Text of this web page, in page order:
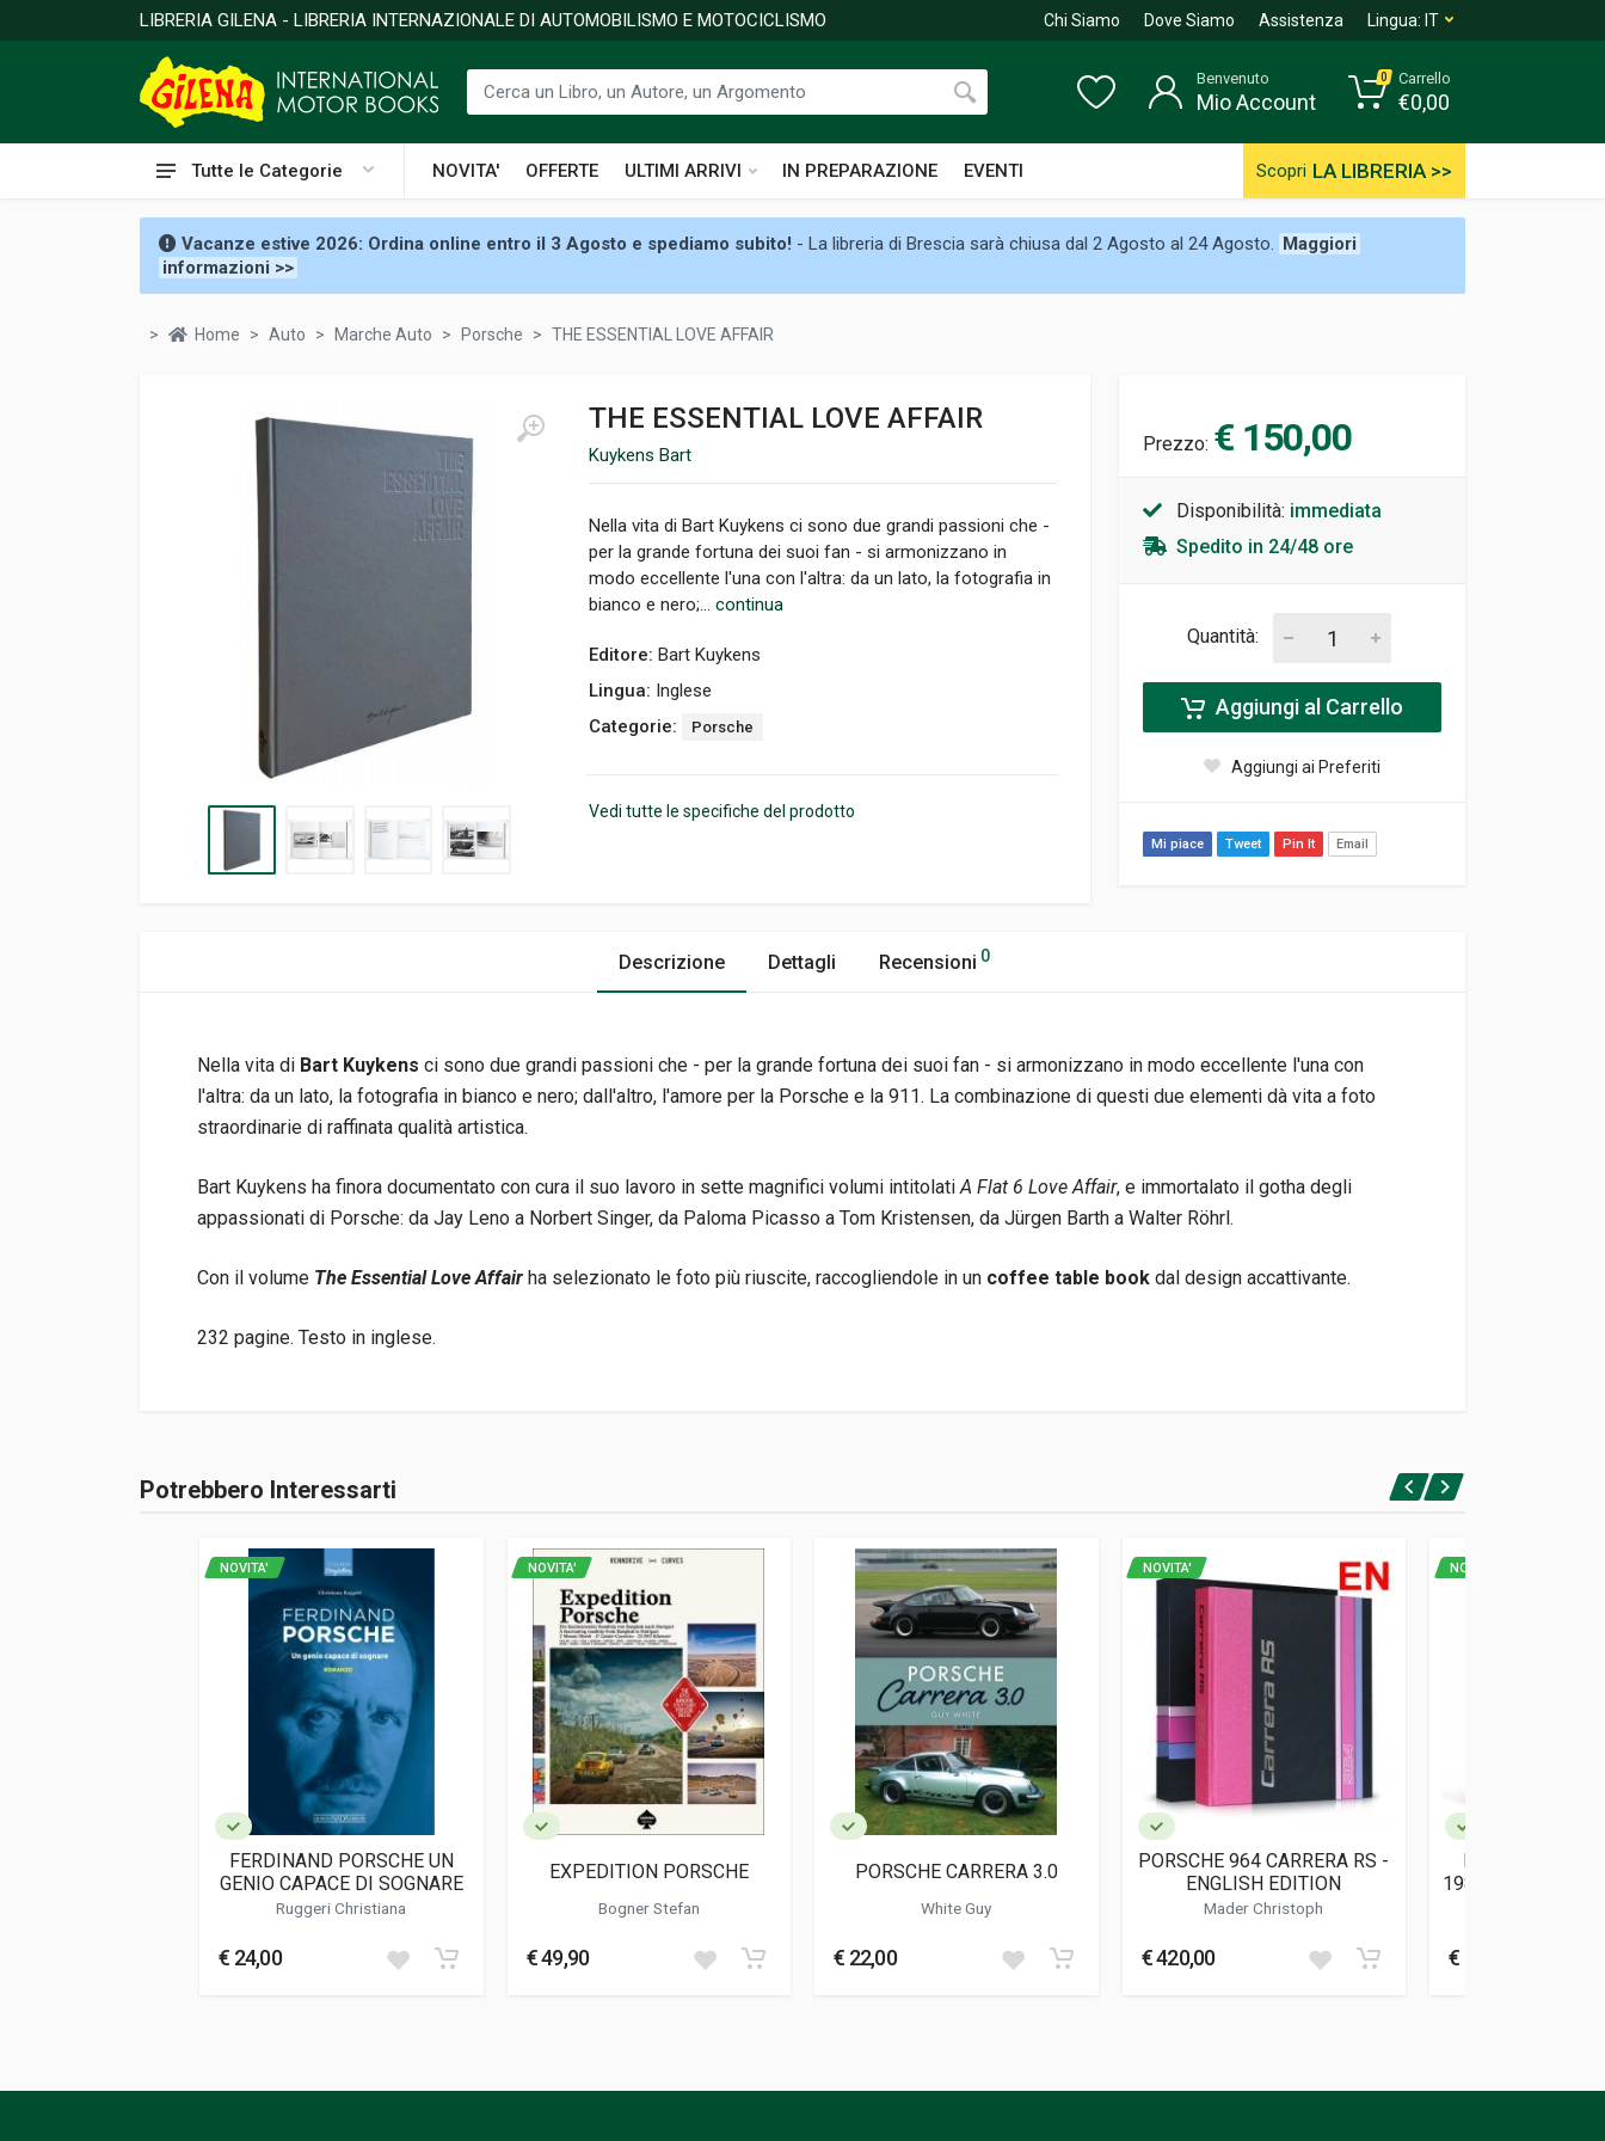
LIBRERIA GILENA - LIBRERIA INTERNAZIONALE DI AUTOMOBILISMO E MOTOCICLISMO Chi Siamo Dove Siamo Assistenza Lingua: IT
Tutte le Categorie NOVITA' OFFERTE ULTIMI ARRIVI IN PREPARAZIONE EVENTI Scopri LA LIBRERIA >>
Benvenuto
Mio Account
0 Carrello
€0,00
Vacanze estive 2026: Ordina online entro il 3 Agosto e spediamo subito! - La libreria di Brescia sarà chiusa dal 2 Agosto al 24 Agosto. Maggiori
informazioni >>
Home Auto Marche Auto Porsche THE ESSENTIAL LOVE AFFAIR
THE ESSENTIAL LOVE AFFAIR
Kuykens Bart
Nella vita di Bart Kuykens ci sono due grandi passioni che -
per la grande fortuna dei suoi fan - si armonizzano in
modo eccellente l'una con l'altra: da un lato, la fotografia in
bianco e nero;... continua
Editore: Bart Kuykens
Lingua: Inglese
Categorie:
Porsche
Vedi tutte le specifiche del prodotto
Prezzo: € 150,00
Disponibilità: immediata
Spedito in 24/48 ore
Quantità:
Aggiungi al Carrello
Aggiungi ai Preferiti
Mi piace Tweet Pin It Email
Descrizione Dettagli Recensioni 0
Nella vita di Bart Kuykens ci sono due grandi passioni che - per la grande fortuna dei suoi fan - si armonizzano in modo eccellente l'una con
l'altra: da un lato, la fotografia in bianco e nero; dall'altro, l'amore per la Porsche e la 911. La combinazione di questi due elementi dà vita a foto
straordinarie di raffinata qualità artistica.
Bart Kuykens ha finora documentato con cura il suo lavoro in sette magnifici volumi intitolati A Flat 6 Love Affair, e immortalato il gotha degli
appassionati di Porsche: da Jay Leno a Norbert Singer, da Paloma Picasso a Tom Kristensen, da Jürgen Barth a Walter Röhrl.
Con il volume The Essential Love Affair ha selezionato le foto più riuscite, raccogliendole in un coffee table book dal design accattivante.
232 pagine. Testo in inglese.
ISBN / EAN 4022692005763
23 x 28,5 x 2 cm
Informazioni aggiuntive
Genere o Collana Fotografie
Accedi o registrati
Potrebbero Interessarti
NOVITA'
FERDINAND PORSCHE UN
GENIO CAPACE DI SOGNARE
Ruggeri Christiana
€ 24,00
NOVITA'
EXPEDITION PORSCHE
Bogner Stefan
€ 49,90
PORSCHE CARRERA 3.0
White Guy
€ 22,00
NOVITA'
PORSCHE 964 CARRERA RS -
ENGLISH EDITION
Mader Christoph
€ 420,00
NOVITA'
PORSCHE 964
1989 - 1994 -
€ 129,00